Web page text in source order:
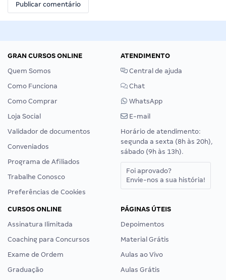
GRAN CURSOS ONLINE
Quem Somos
Como Funciona
Como Comprar
Loja Social
Validador de documentos
Conveniados
Programa de Afiliados
Trabalhe Conosco
Preferências de Cookies
ATENDIMENTO
Central de ajuda
Chat
WhatsApp
E-mail
Horário de atendimento:
segunda a sexta (8h às 20h),
sábado (9h às 13h).
Foi aprovado?
Envie-nos a sua história!
CURSOS ONLINE
Assinatura Ilimitada
Coaching para Concursos
Exame de Ordem
Graduação
PÁGINAS ÚTEIS
Depoimentos
Material Grátis
Aulas ao Vivo
Aulas Grátis